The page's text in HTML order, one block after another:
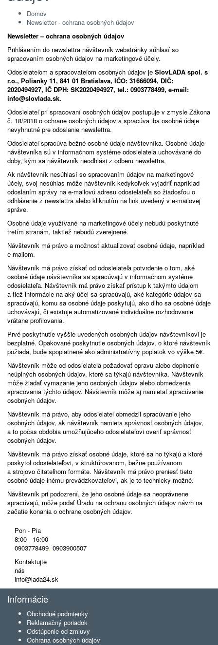
Domov
Newsletter - ochrana osobných údajov
Newsletter – ochrana osobných údajov
Prihlásením do newslettra návštevník webstránky súhlasí so
spracovaním osobných údajov na marketingové účely.
Odosielateľom a spracovateľom osobných údajov je SlovLADA spol. s
r.o., Polianky 11, 841 01 Bratislava, IČO: 31666094, DIČ:
2020494927, IČ DPH: SK2020494927, tel.: 0903778499, e-mail:
info@slovlada.sk.
Odosielateľ pri spracovaní osobných údajov postupuje v zmysle Zákona
č. 18/2018 o ochrane osobných údajov a spracúva iba osobné údaje
nevyhnutné pre odoslanie newslettra.
Odosielateľ spracúva bežné osobné údaje návštevníka. Osobné údaje
návštevníka sú v informačnom systéme odosielateľa uchovávané do
doby, kým sa návštevník neodhlási z odberu newslettra.
Ak návštevník nesúhlasí so spracovaním údajov na marketingové
účely, svoj nesúhlas môže návštevník kedykoľvek vyjadriť napríklad
odoslaním správy na e-mailovú adresu odosielateľa so žiadosťou o
odhlásenie z newslettra alebo kliknutím na link uvedený v e-mailovej
správe.
Osobné údaje využívané na marketingové účely nebudú poskytnuté
tretím stranám, taktiež nebudú zverejnené.
Návštevník má právo a možnosť aktualizovať osobné údaje, napríklad
e-mailom.
Návštevník má právo získať od odosielateľa potvrdenie o tom, aké
osobné údaje návštevníka sa spracúvajú v informačnom systéme
odosielateľa. Návštevník má právo získať prístup k takýmto údajom
a tiež informácie na aký účel sa spracúvajú, aké kategórie údajov sa
spracúvajú, komu sa osobné údaje poskytujú, ako dlho sa osobné údaje
uchovávajú, či existuje automatizované individuálne rozhodovanie
vrátane profilovania.
Prvé poskytnutie vyššie uvedených osobných údajov návštevníkovi je
bezplatné. Opakované poskytnutie osobných údajov, o ktoré návštevník
požiada, bude spoplatnené ako administratívny poplatok vo výške 5€.
Návštevník môže od odosielateľa požadovať opravu alebo doplnenie
neúplných osobných údajov, ktoré sa týkajú návštevníka. Návštevník
môže žiadať vymazanie jeho osobných údajov alebo obmedzenia
spracovania týchto údajov. Návštevník môže aj namietať spracúvanie
osobných údajov.
Návštevník má právo, aby odosielateľ obmedzil spracúvanie jeho
osobných údajov, ak návštevník namieta správnosť osobných údajov,
a to počas obdobia umožňujúceho odosielateľovi overiť správnosť
osobných údajov.
Návštevník má právo získať osobné údaje, ktoré sa ho týkajú a ktoré
poskytol odosielateľovi, v štruktúrovanom, bežne používanom
a strojovo čitateľnom formáte. Návštevník má právo preniesť tieto
osobné údaje inému prevádzkovateľovi, ak je to technicky možné.
Návštevník pri podozrení, že jeho osobné údaje sa neoprávnene
spracúvajú, môže podať Úradu na ochranu osobných údajov návrh na
začatie konania o ochrane osobných údajov.
Pon - Pia
8:00 - 16:00
0903778499, 0903900507
Kontaktujte
nás
info@lada24.sk
Informácie
Obchodné podmienky
Reklamačný poriadok
Odstúpenie od zmluvy
Ochrana osobných údajov